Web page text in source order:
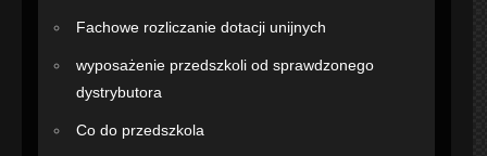
Fachowe rozliczanie dotacji unijnych
wyposażenie przedszkoli od sprawdzonego
dystrybutora
Co do przedszkola